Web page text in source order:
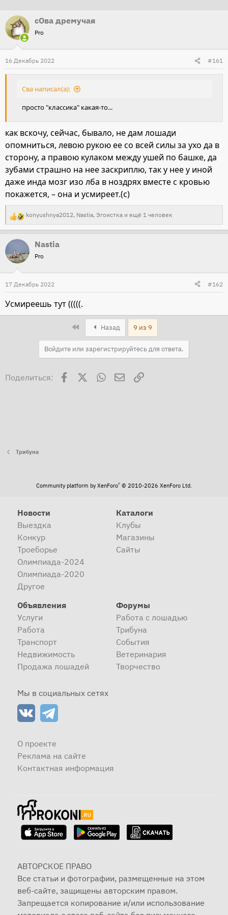
о
р
т
е
м
а
а
а
л
сОва дремучая
Pro
16 Декабрь 2022 #161
Сва написал(а):
просто "классика" какая-то...
как вскочу, сейчас, бывало, не дам лошади
опомниться, левою рукою ее со всей силы за ухо да в
сторону, а правою кулаком между ушей по башке, да
зубами страшно на нее заскриплю, так у нее у иной
даже инда мозг изо лба в ноздрях вместе с кровью
покажется, – она и усмиреет.(с)
Р
е
а
к
и
и
:
konyushnya2012, Nastia, Эгоистка и ещё 1 человек
Nastia
Pro
17 Декабрь 2022 #162
Усмиреешь тут (((((.
Назад 9 из 9
Войдите или зарегистрируйтесь для ответа.
Поделиться: Facebook WhatsAppЭлектронная почта
Ссылка
Трибуна
Community platform by XenForo® © 2010-2026 XenForo Ltd.
Новости
Выездка
Конкур
Троеборье
Олимпиада-2024
Олимпиада-2020
Другое
Каталоги
Клубы
Магазины
Сайты
Объявления
Услуги
Работа
Транспорт
Недвижимость
Продажа лошадей
Форумы
Работа с лошадью
Трибуна
События
Ветеринария
Творчество
Мы в социальных сетях
О проекте
Реклама на сайте
Контактная информация
АВТОРСКОЕ ПРАВО
Все статьи и фотографии, размещенные на этом
веб-сайте, защищены авторским правом.
Запрещается копирование и/или использование